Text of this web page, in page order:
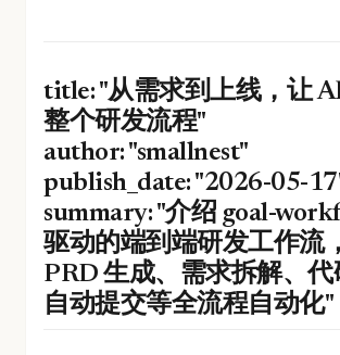
title: "从需求到上线，让
整个研发流程"
author: "smallnest"
publish_date: "2026-05-
summary: "介绍 goal-
驱动的端到端研发工作流
PRD 生成、需求拆解、代
自动提交等全流程自动化"